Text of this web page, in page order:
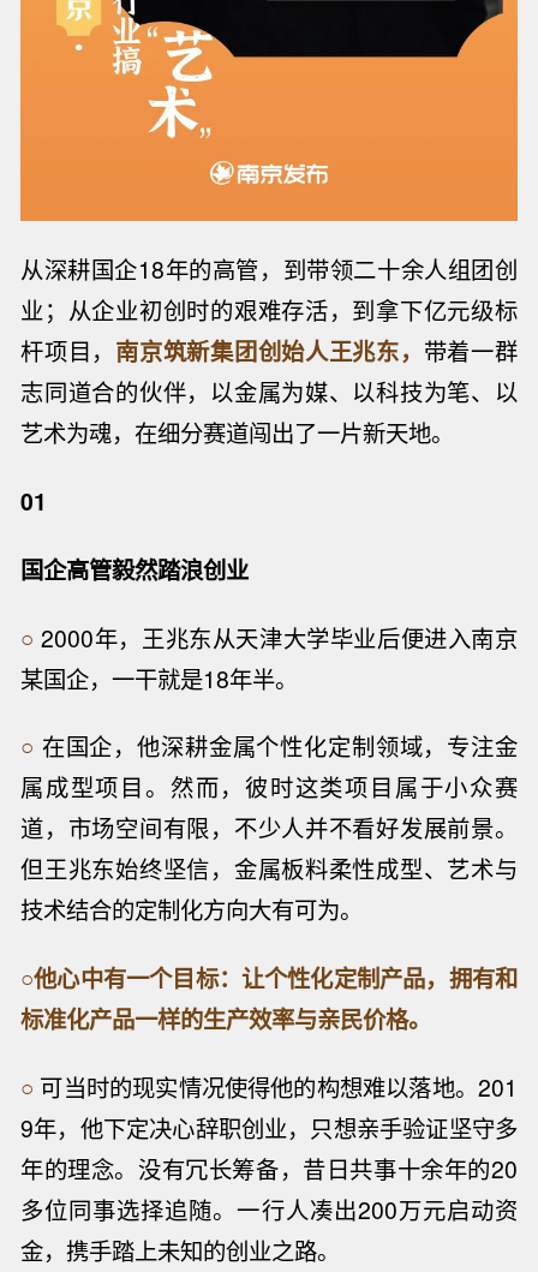
从深耕国企18年的高管，到带领二十余人组团创
业；从企业初创时的艰难存活，到拿下亿元级标
杆项目， 南京筑新集团创始人王兆东， 带着一群
志同道合的伙伴，以金属为媒、以科技为笔、以
艺术为魂，在细分赛道闯出了一片新天地。
01
国企高管毅然踏浪创业
○ 2000年，王兆东从天津大学毕业后便进入南京
某国企，一干就是18年半。
○ 在国企，他深耕金属个性化定制领域，专注金
属成型项目。然而，彼时这类项目属于小众赛
道，市场空间有限，不少人并不看好发展前景。
但王兆东始终坚信，金属板料柔性成型、艺术与
技术结合的定制化方向大有可为。
○他心中有一个目标：让个性化定制产品，拥有和
标准化产品一样的生产效率与亲民价格。
○ 可当时的现实情况使得他的构想难以落地。201
9年，他下定决心辞职创业，只想亲手验证坚守多
年的理念。没有冗长筹备，昔日共事十余年的20
多位同事选择追随。一行人凑出200万元启动资
金，携手踏上未知的创业之路。